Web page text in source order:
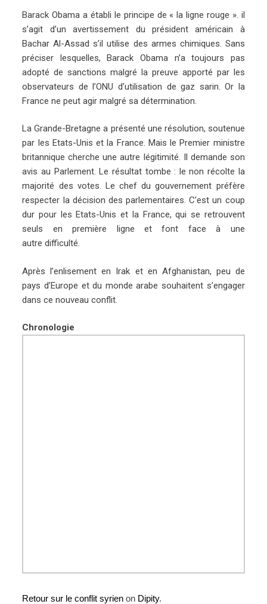
Barack Obama a établi le principe de « la ligne rouge ». il
s’agit d’un avertissement du président américain à
Bachar Al-Assad s’il utilise des armes chimiques. Sans
préciser lesquelles, Barack Obama n’a toujours pas
adopté de sanctions malgré la preuve apporté par les
observateurs de l’ONU d’utilisation de gaz sarin. Or la
France ne peut agir malgré sa détermination.
La Grande-Bretagne a présenté une résolution, soutenue
par les Etats-Unis et la France. Mais le Premier ministre
britannique cherche une autre légitimité. Il demande son
avis au Parlement. Le résultat tombe : le non récolte la
majorité des votes. Le chef du gouvernement préfère
respecter la décision des parlementaires. C’est un coup
dur pour les Etats-Unis et la France, qui se retrouvent
seuls en première ligne et font face à une
autre difficulté.
Après l’enlisement en Irak et en Afghanistan, peu de
pays d’Europe et du monde arabe souhaitent s’engager
dans ce nouveau conflit.
Chronologie
Retour sur le conflit syrien on Dipity.